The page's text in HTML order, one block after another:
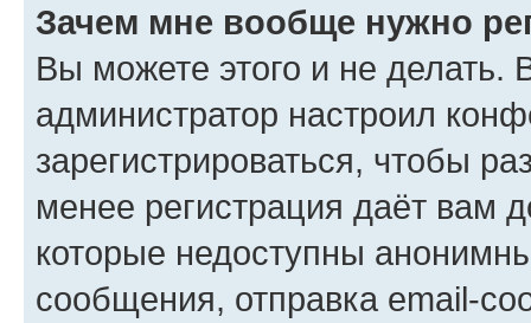
Зачем мне вообще нужно
Вы можете этого и не делать.
администратор настроил
зарегистрироваться, чтобы
менее регистрация даёт вам
которые недоступны
сообщения, отправка email-